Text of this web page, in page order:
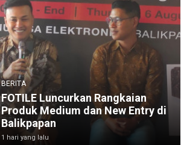
BERITA
FOTILE Luncurkan Rangkaian
Produk Medium dan New Entry di
Balikpapan
1 hari yang lalu